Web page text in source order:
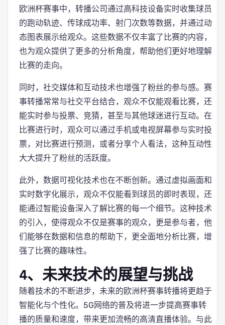
欧洲杯赛事中，转播公司通过高科技设备实时收集球员
的跑动轨迹、传球成功率、射门次数等数据，并通过动
态图表展示给观众。这些数据不仅丰富了比赛的内容，
也为观众提供了更多的分析角度，帮助他们更好地理解
比赛的走向。
同时，社交媒体和互动技术也增强了粉丝的参与感。赛
事转播常常与社交平台结合，观众不仅能观看比赛，还
能实时参与投票、竞猜，甚至与其他球迷进行互动。在
比赛进行时，观众可以通过手机或电视屏幕参与实时投
票，对比赛进行预测，或者分享个人看法，这种互动性
大大提升了粉丝的活跃度。
此外，数据可视化技术也在不断创新。通过虚拟画面和
实时数字化展示，观众不仅能看到球员的即时表现，还
能通过智能设备深入了解比赛的每一个细节。这种技术
的引入，使得观众不仅是赛事的观众，更是参与者，他
们能够在数据和信息的帮助下，更全面地分析比赛，增
强了比赛的趣味性。
4、未来技术的展望与挑战
随着技术的不断进步，未来的欧洲杯赛事转播将更趋于
智能化与个性化。5G网络的普及将进一步提高赛事转
播的质量和速度，带来更加流畅的高清直播体验。与此